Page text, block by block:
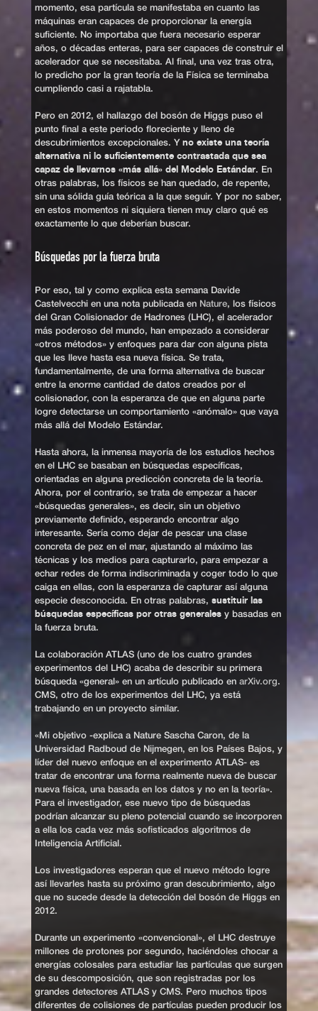
momento, esa partícula se manifestaba en cuanto las
máquinas eran capaces de proporcionar la energía
suficiente. No importaba que fuera necesario esperar
años, o décadas enteras, para ser capaces de construir el
acelerador que se necesitaba. Al final, una vez tras otra,
lo predicho por la gran teoría de la Física se terminaba
cumpliendo casi a rajatabla.
Pero en 2012, el hallazgo del bosón de Higgs puso el
punto final a este periodo floreciente y lleno de
descubrimientos excepcionales. Y no existe una teoría
alternativa ni lo suficientemente contrastada que sea
capaz de llevarnos «más allá» del Modelo Estándar. En
otras palabras, los físicos se han quedado, de repente,
sin una sólida guía teórica a la que seguir. Y por no saber,
en estos momentos ni siquiera tienen muy claro qué es
exactamente lo que deberían buscar.
Búsquedas por la fuerza bruta
Por eso, tal y como explica esta semana Davide
Castelvecchi en una nota publicada en Nature, los físicos
del Gran Colisionador de Hadrones (LHC), el acelerador
más poderoso del mundo, han empezado a considerar
«otros métodos» y enfoques para dar con alguna pista
que les lleve hasta esa nueva física. Se trata,
fundamentalmente, de una forma alternativa de buscar
entre la enorme cantidad de datos creados por el
colisionador, con la esperanza de que en alguna parte
logre detectarse un comportamiento «anómalo» que vaya
más allá del Modelo Estándar.
Hasta ahora, la inmensa mayoría de los estudios hechos
en el LHC se basaban en búsquedas específicas,
orientadas en alguna predicción concreta de la teoría.
Ahora, por el contrario, se trata de empezar a hacer
«búsquedas generales», es decir, sin un objetivo
previamente definido, esperando encontrar algo
interesante. Sería como dejar de pescar una clase
concreta de pez en el mar, ajustando al máximo las
técnicas y los medios para capturarlo, para empezar a
echar redes de forma indiscriminada y coger todo lo que
caiga en ellas, con la esperanza de capturar así alguna
especie desconocida. En otras palabras, sustituir las
búsquedas específicas por otras generales y basadas en
la fuerza bruta.
La colaboración ATLAS (uno de los cuatro grandes
experimentos del LHC) acaba de describir su primera
búsqueda «general» en un artículo publicado en arXiv.org.
CMS, otro de los experimentos del LHC, ya está
trabajando en un proyecto similar.
«Mi objetivo -explica a Nature Sascha Caron, de la
Universidad Radboud de Nijmegen, en los Países Bajos, y
líder del nuevo enfoque en el experimento ATLAS- es
tratar de encontrar una forma realmente nueva de buscar
nueva física, una basada en los datos y no en la teoría».
Para el investigador, ese nuevo tipo de búsquedas
podrían alcanzar su pleno potencial cuando se incorporen
a ella los cada vez más sofisticados algoritmos de
Inteligencia Artificial.
Los investigadores esperan que el nuevo método logre
así llevarles hasta su próximo gran descubrimiento, algo
que no sucede desde la detección del bosón de Higgs en
2012.
Durante un experimento «convencional», el LHC destruye
millones de protones por segundo, haciéndoles chocar a
energías colosales para estudiar las partículas que surgen
de su descomposición, que son registradas por los
grandes detectores ATLAS y CMS. Pero muchos tipos
diferentes de colisiones de partículas pueden producir los